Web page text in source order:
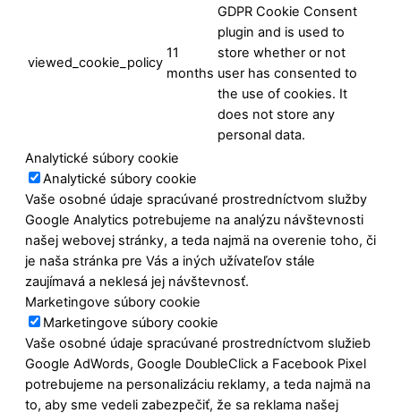
viewed_cookie_policy
11
months
GDPR Cookie Consent
plugin and is used to
store whether or not
user has consented to
the use of cookies. It
does not store any
personal data.
Analytické súbory cookie
Analytické súbory cookie
Vaše osobné údaje spracúvané prostredníctvom služby
Google Analytics potrebujeme na analýzu návštevnosti
našej webovej stránky, a teda najmä na overenie toho, či
je naša stránka pre Vás a iných užívateľov stále
zaujímavá a neklesá jej návštevnosť.
Marketingove súbory cookie
Marketingove súbory cookie
Vaše osobné údaje spracúvané prostredníctvom služieb
Google AdWords, Google DoubleClick a Facebook Pixel
potrebujeme na personalizáciu reklamy, a teda najmä na
to, aby sme vedeli zabezpečiť, že sa reklama našej